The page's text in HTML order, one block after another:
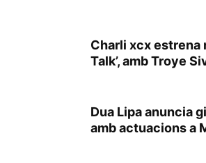
Charli xcx estrena
Talk’, amb Troye
Dua Lipa anuncia
amb actuacions a